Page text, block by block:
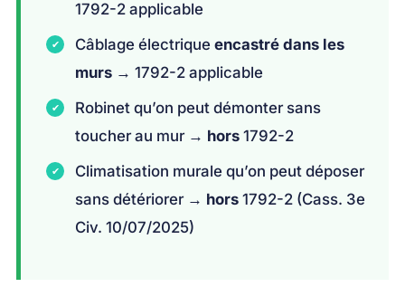
1792-2 applicable
Câblage électrique encastré dans les
murs → 1792-2 applicable
Robinet qu’on peut démonter sans
toucher au mur → hors 1792-2
Climatisation murale qu’on peut déposer
sans détériorer → hors 1792-2 (Cass. 3e
Civ. 10/07/2025)